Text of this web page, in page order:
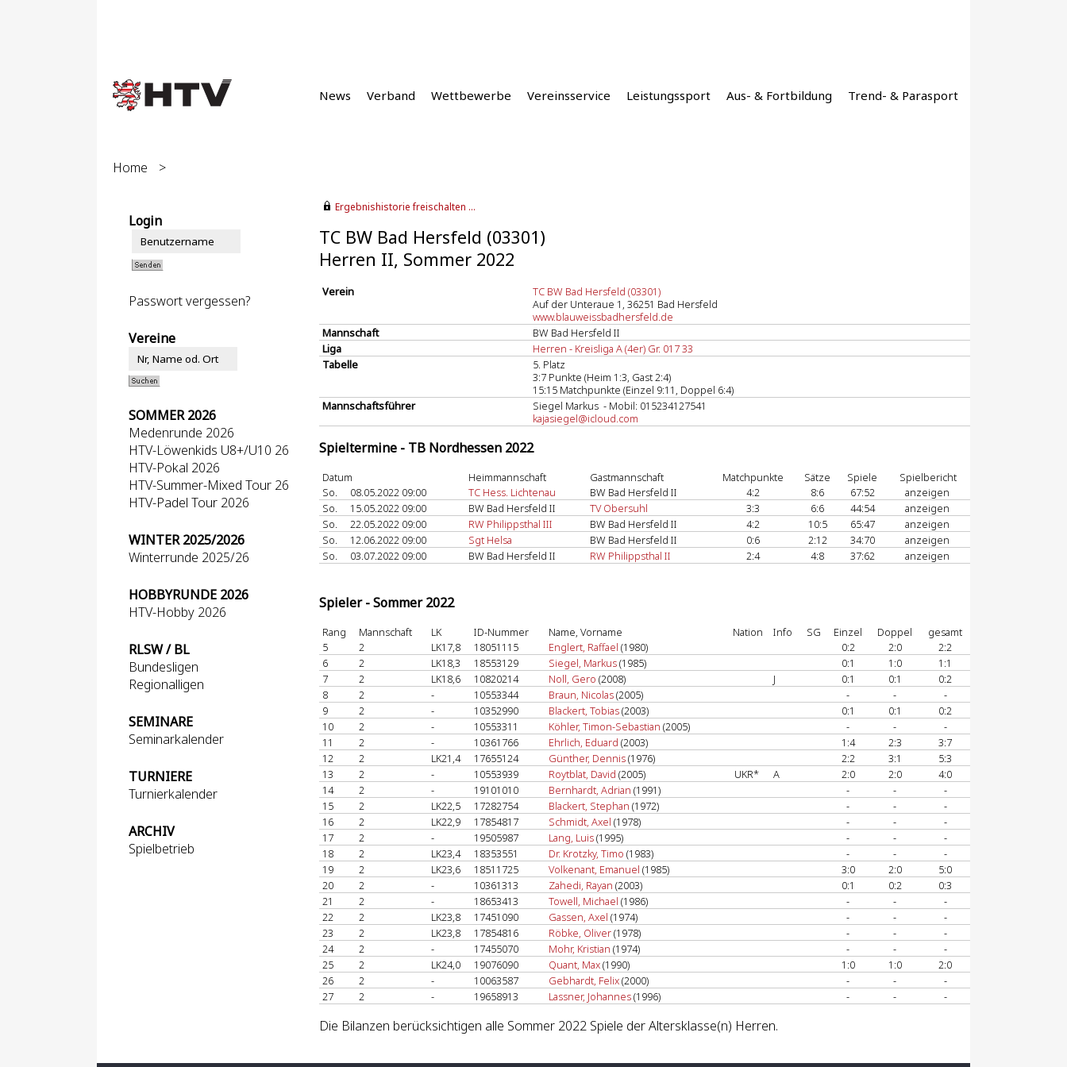
News Verband Wettbewerbe Vereinsservice Leistungssport Aus- & Fortbildung Trend- & Parasport
Home >
Login
Passwort vergessen?
Vereine
SOMMER 2026
Medenrunde 2026
HTV-Löwenkids U8+/U10 26
HTV-Pokal 2026
HTV-Summer-Mixed Tour 26
HTV-Padel Tour 2026
WINTER 2025/2026
Winterrunde 2025/26
HOBBYRUNDE 2026
HTV-Hobby 2026
RLSW / BL
Bundesligen
Regionalligen
SEMINARE
Seminarkalender
TURNIERE
Turnierkalender
ARCHIV
Spielbetrieb
Ergebnishistorie freischalten ...
TC BW Bad Hersfeld (03301)
Herren II, Sommer 2022
Verein
TC BW Bad Hersfeld (03301)
Auf der Unteraue 1, 36251 Bad Hersfeld
www.blauweissbadhersfeld.de
Mannschaft
BW Bad Hersfeld II
Liga
Herren - Kreisliga A (4er) Gr. 017 33
Tabelle
5. Platz
3:7 Punkte (Heim 1:3, Gast 2:4)
15:15 Matchpunkte (Einzel 9:11, Doppel 6:4)
Mannschaftsführer
Siegel Markus - Mobil: 015234127541
kajasiegel@icloud.com
Spieltermine - TB Nordhessen 2022
Datum Heimmannschaft Gastmannschaft Matchpunkte Sätze Spiele
Spielbericht
So.
08.05.2022 09:00 TC Hess. Lichtenau BW Bad Hersfeld II 4:2 8:6 67:52
anzeigen
So.
15.05.2022 09:00 BW Bad Hersfeld II TV Obersuhl 3:3 6:6 44:54
anzeigen
So.
22.05.2022 09:00 RW Philippsthal III BW Bad Hersfeld II 4:2 10:5 65:47
anzeigen
So.
12.06.2022 09:00 Sgt Helsa BW Bad Hersfeld II 0:6 2:12 34:70
anzeigen
So.
03.07.2022 09:00 BW Bad Hersfeld II RW Philippsthal II 2:4 4:8 37:62 anzeigen
Spieler - Sommer 2022
Rang Mannschaft LK ID-Nummer Name, Vorname Nation Info SG Einzel Doppel
gesamt
5
2 LK17,8 18051115 Englert, Raffael (1980) 0:2 2:0
2:2
6
2 LK18,3 18553129 Siegel, Markus(1985) 0:1 1:0
1:1
7
2 LK18,6 10820214 Noll, Gero (2008) J 0:1 0:1
0:2
8
2 - 10553344 Braun, Nicolas(2005) - -
-
9
2 - 10352990 Blackert, Tobias(2003) 0:1 0:1
0:2
10
2 - 10553311 Köhler, Timon-Sebastian (2005) - -
-
11
2 - 10361766 Ehrlich, Eduard (2003) 1:4 2:3
3:7
12
2 LK21,4 17655124 Günther, Dennis(1976) 2:2 3:1
5:3
13
2 - 10553939 Roytblat, David (2005) UKR* A 2:0 2:0
4:0
14
2 - 19101010 Bernhardt, Adrian (1991) - -
-
15
2 LK22,5 17282754 Blackert, Stephan (1972) - -
-
16
2 LK22,9 17854817 Schmidt, Axel (1978) - -
-
17
2 - 19505987 Lang, Luis(1995) - -
-
18
2 LK23,4 18353551 Dr. Krotzky, Timo (1983) - -
-
19
2 LK23,6 18511725 Volkenant, Emanuel (1985) 3:0 2:0
5:0
20
2 - 10361313 Zahedi, Rayan (2003) 0:1 0:2
0:3
21
2 - 18653413 Towell, Michael (1986) - -
-
22
2 LK23,8 17451090 Gassen, Axel (1974) - -
-
23
2 LK23,8 17854816 Röbke, Oliver(1978) - -
-
24
2 - 17455070 Mohr, Kristian (1974) - -
-
25
2 LK24,0 19076090 Quant, Max(1990) 1:0 1:0
2:0
26
2 - 10063587 Gebhardt, Felix(2000) - -
-
27
2 - 19658913 Lassner, Johannes(1996) - - -
Die Bilanzen berücksichtigen alle Sommer 2022 Spiele der Altersklasse(n) Herren.